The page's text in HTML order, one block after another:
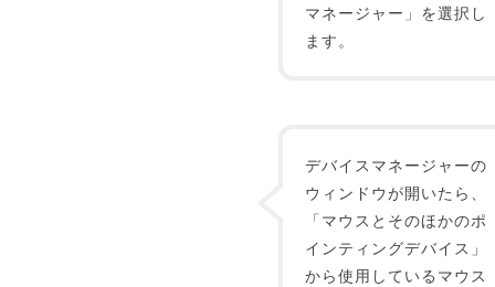
マネージャー」を選択し
ます。
デバイスマネージャーの
ウィンドウが開いたら、
「マウスとそのほかのポ
インティングデバイス」
から使用しているマウス